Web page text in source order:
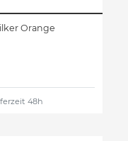
Orange
48h